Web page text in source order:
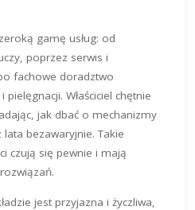
gamę usług: od
poprzez serwis i
fachowe doradztwo
Właściciel chętnie
jak dbać o mechanizmy
lata bezawaryjnie. Takie
czują się pewnie i mają
jest przyjazna i życzliwa,